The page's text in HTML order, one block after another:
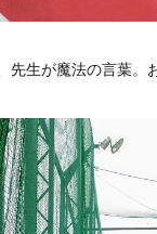
生が魔法の言葉。